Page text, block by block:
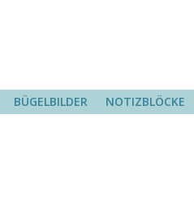
BÜGELBILDER NOTIZBLÖCKE